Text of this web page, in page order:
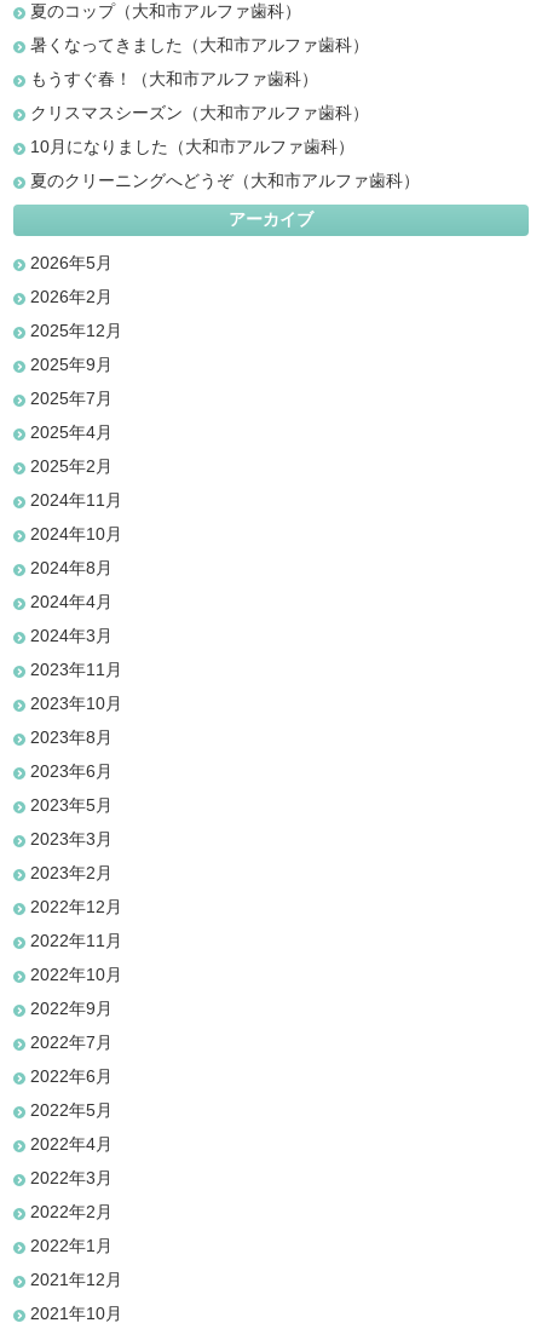
夏のコップ（大和市アルファ歯科）
暑くなってきました（大和市アルファ歯科）
もうすぐ春！（大和市アルファ歯科）
クリスマスシーズン（大和市アルファ歯科）
10月になりました（大和市アルファ歯科）
夏のクリーニングへどうぞ（大和市アルファ歯科）
アーカイブ
2026年5月
2026年2月
2025年12月
2025年9月
2025年7月
2025年4月
2025年2月
2024年11月
2024年10月
2024年8月
2024年4月
2024年3月
2023年11月
2023年10月
2023年8月
2023年6月
2023年5月
2023年3月
2023年2月
2022年12月
2022年11月
2022年10月
2022年9月
2022年7月
2022年6月
2022年5月
2022年4月
2022年3月
2022年2月
2022年1月
2021年12月
2021年10月